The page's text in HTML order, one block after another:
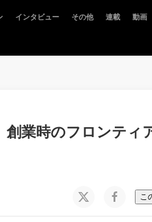
インタビュー その他 連載 動画
業時のフロンティ
こ